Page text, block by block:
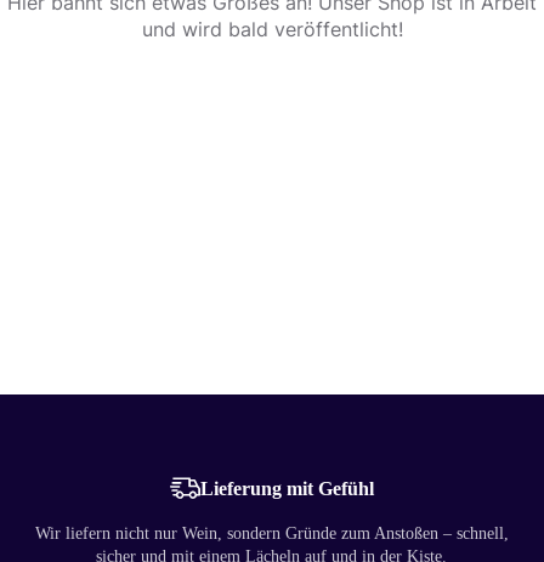
und wird bald veröffentlicht!
Lieferung mit Gefühl
Wir liefern nicht nur Wein, sondern Gründe zum Anstoßen – schnell,
sicher und mit einem Lächeln auf und in der Kiste.